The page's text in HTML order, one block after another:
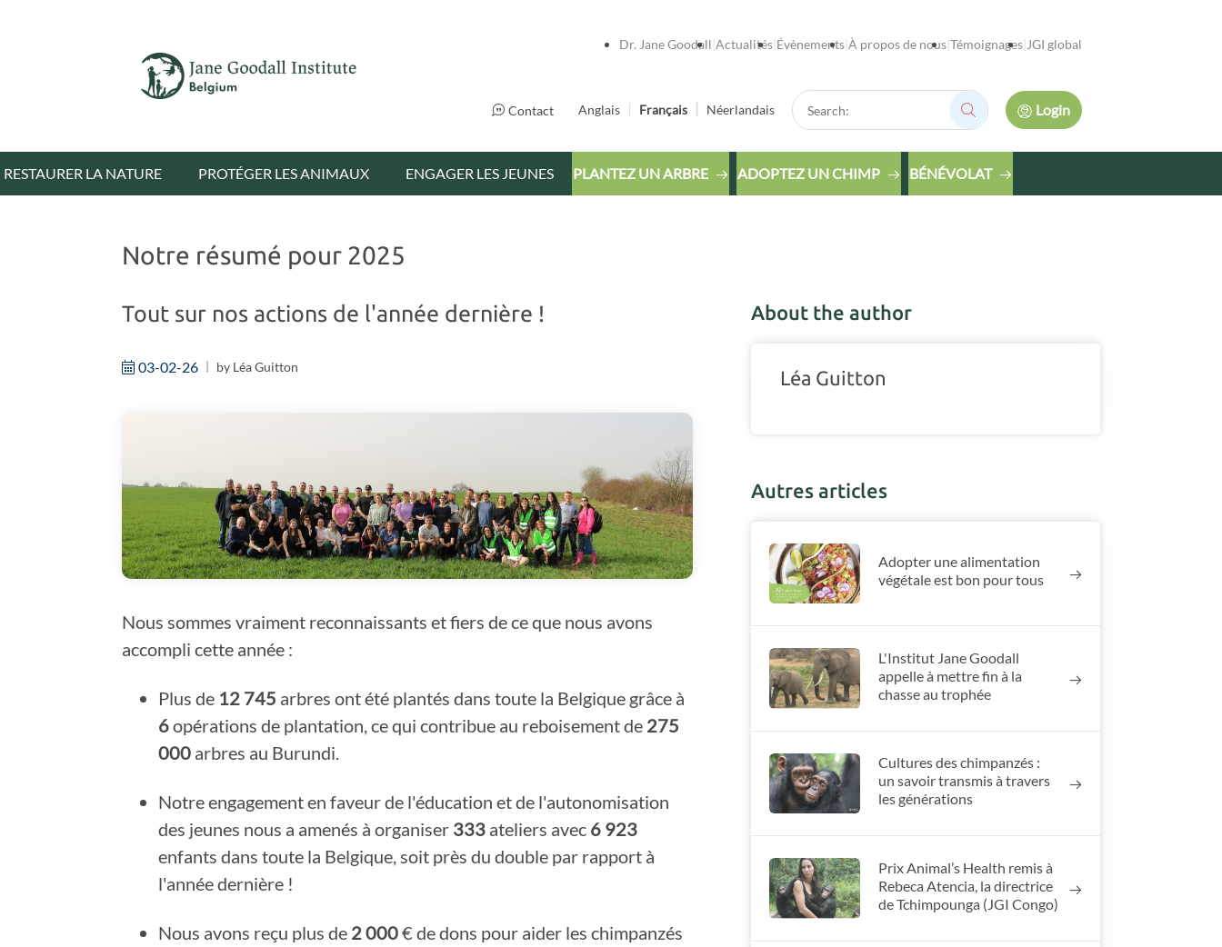
Dr. Jane Goodall Actualités Évènements À propos de nous Témoignages JGI global
Contact Anglais Français Néerlandais
Search:
Search:
Login
RESTAURER LA NATURE PROTÉGER LES ANIMAUX ENGAGER LES JEUNES PLANTEZ UN ARBRE ADOPTEZ UN CHIMP BÉNÉVOLAT
Notre résumé pour 2025
Tout sur nos actions de l'année dernière !
03-02-26 by Léa Guitton
Nous sommes vraiment reconnaissants et fiers de ce que nous avons
accompli cette année :
Plus de 12 745 arbres ont été plantés dans toute la Belgique grâce à
6opérations de plantation, ce qui contribue au reboisement de 275
000 arbres au Burundi.
Notre engagement en faveur de l'éducation et de l'autonomisation
des jeunes nous a amenés à organiser 333 ateliers avec 6 923
enfants dans toute la Belgique, soit près du double par rapport à
l'année dernière !
Nous avons reçu plus de 2 000€ de dons pour aider les chimpanzés
About the author
Léa Guitton
Autres articles
Adopter une alimentation
végétale est bon pour tous
L'Institut Jane Goodall
appelle à mettre fin à la
chasse au trophée
Cultures des chimpanzés :
un savoir transmis à travers
les générations
Prix Animal’s Health remis à
Rebeca Atencia, la directrice
de Tchimpounga (JGI Congo)